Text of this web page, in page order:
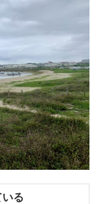
いる